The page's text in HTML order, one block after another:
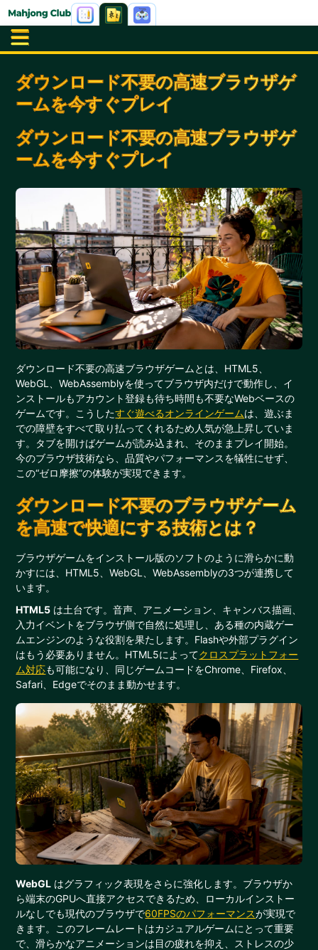
ダウンロード不要の高速ブラウザゲ
ームを今すぐプレイ
ダウンロード不要の高速ブラウザゲ
ームを今すぐプレイ
ダウンロード不要の高速ブラウザゲームとは、HTML5、
WebGL、WebAssemblyを使ってブラウザ内だけで動作し、イ
ンストールもアカウント登録も待ち時間も不要なWebベースの
ゲームです。こうしたすぐ遊べるオンラインゲームは、遊ぶま
での障壁をすべて取り払ってくれるため人気が急上昇していま
す。タブを開けばゲームが読み込まれ、そのままプレイ開始。
今のブラウザ技術なら、品質やパフォーマンスを犠牲にせず、
この“ゼロ摩擦”の体験が実現できます。
ダウンロード不要のブラウザゲーム
を高速で快適にする技術とは？
ブラウザゲームをインストール版のソフトのように滑らかに動
かすには、HTML5、WebGL、WebAssemblyの3つが連携して
います。
HTML5 は土台です。音声、アニメーション、キャンバス描画、
入力イベントをブラウザ側で自然に処理し、ある種の内蔵ゲー
ムエンジンのような役割を果たします。Flashや外部プラグイン
はもう必要ありません。HTML5によってクロスプラットフォー
ム対応も可能になり、同じゲームコードをChrome、Firefox、
Safari、Edgeでそのまま動かせます。
WebGL はグラフィック表現をさらに強化します。ブラウザか
ら端末のGPUへ直接アクセスできるため、ローカルインストー
ルなしでも現代のブラウザで60FPSのパフォーマンスが実現で
きます。このフレームレートはカジュアルゲームにとって重要
で、滑らかなアニメーションは目の疲れを抑え、ストレスの少